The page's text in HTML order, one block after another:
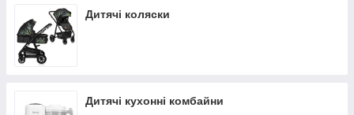
Дитячі коляски
Дитячі кухонні комбайни